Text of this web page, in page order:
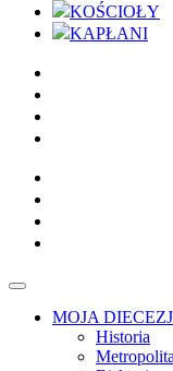
KOŚCIOŁY
KAPŁANI
MOJA
Historia
Metropolita